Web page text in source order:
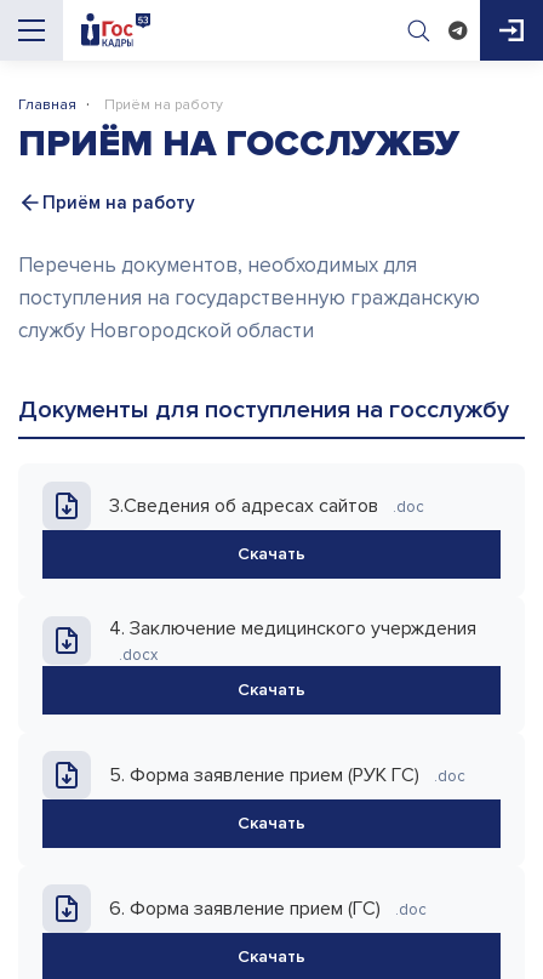
Главная · Приём на работу
ПРИЁМ НА ГОССЛУЖБУ
Приём на работу
Перечень документов, необходимых для
поступления на государственную гражданскую
службу Новгородской области
Документы для поступления на госслужбу
3.Сведения об адресах сайтов .doc
Скачать
4. Заключение медицинского учерждения
.docx
Скачать
5. Форма заявление прием (РУК ГС) .doc
Скачать
6. Форма заявление прием (ГС) .doc
Скачать
AI-помощник
ГосКадры53
вакансии, конкурсы, документы для приёма
на работу и обучение. Чем помочь?